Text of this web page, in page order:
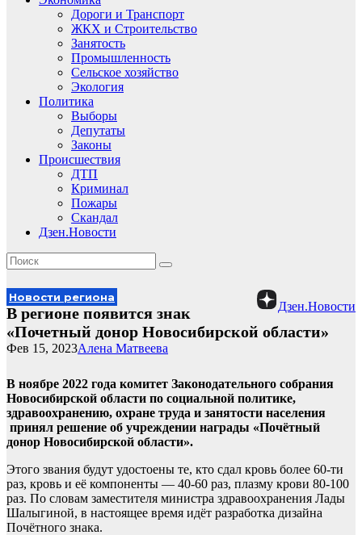
Дороги и Транспорт
ЖКХ и Строительство
Занятость
Промышленность
Сельское хозяйство
Экология
Политика
Выборы
Депутаты
Законы
Происшествия
ДТП
Криминал
Пожары
Скандал
Дзен.Новости
Дзен.Новости
Новости региона
В регионе появится знак
«Почетный донор Новосибирской области»
Алена Матвеева
Фев 15, 2023
В ноябре 2022 года комитет Законодательного собрания
Новосибирской области по социальной политике,
здравоохранению, охране труда и занятости населения
принял решение об учреждении награды «Почётный
донор Новосибирской области».
Этого звания будут удостоены те, кто сдал кровь более 60-ти
раз, кровь и её компоненты — 40-60 раз, плазму крови 80-100
раз. По словам заместителя министра здравоохранения Лады
Шалыгиной, в настоящее время идёт разработка дизайна
Почётного знака.